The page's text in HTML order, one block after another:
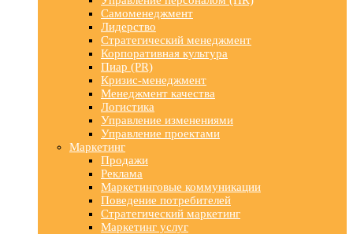
Самоменеджмент
Лидерство
Стратегический менеджмент
Корпоративная культура
Пиар (PR)
Кризис-менеджмент
Менеджмент качества
Логистика
Управление изменениями
Управление проектами
Маркетинг
Продажи
Реклама
Маркетинговые коммуникации
Поведение потребителей
Стратегический маркетинг
Маркетинг услуг